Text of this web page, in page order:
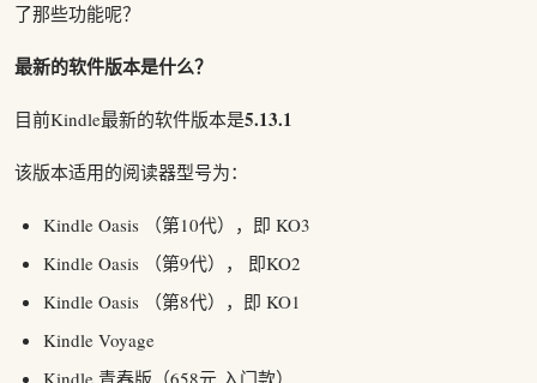
了那些功能呢？
最新的软件版本是什么？
目前Kindle最新的软件版本是5.13.1
该版本适用的阅读器型号为：
Kindle Oasis （第10代），即 KO3
Kindle Oasis （第9代）， 即KO2
Kindle Oasis （第8代），即 KO1
Kindle Voyage
Kindle 青春版（658元 入门款）